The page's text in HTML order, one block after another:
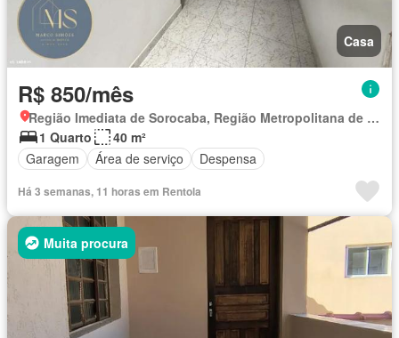
Casa
R$ 850/mês
Região Imediata de Sorocaba, Região Metropolitana de Sorocaba
1 Quarto
40 m²
Garagem
Área de serviço Despensa
Há 3 semanas, 11 horas em Rentola
Muita procura